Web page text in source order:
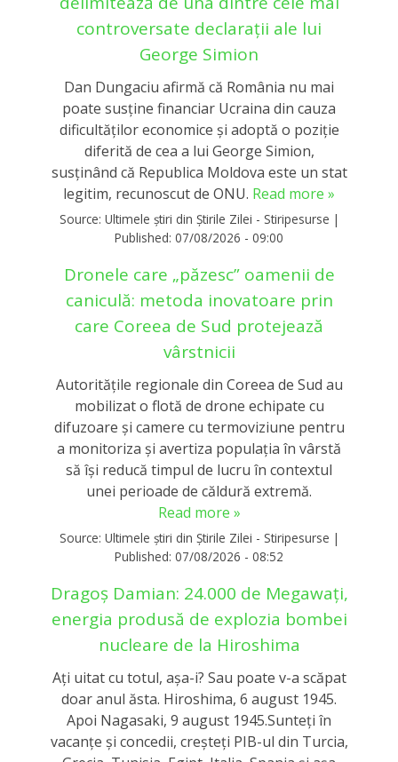
controversate declarații ale lui
George Simion
Dan Dungaciu afirmă că România nu mai
poate susține financiar Ucraina din cauza
dificultăților economice și adoptă o poziție
diferită de cea a lui George Simion,
susținând că Republica Moldova este un stat
legitim, recunoscut de ONU. Read more »
Source: Ultimele știri din Știrile Zilei - Stiripesurse |
Published: 07/08/2026 - 09:00
Dronele care „păzesc” oamenii de
caniculă: metoda inovatoare prin
care Coreea de Sud protejează
vârstnicii
Autoritățile regionale din Coreea de Sud au
mobilizat o flotă de drone echipate cu
difuzoare și camere cu termoviziune pentru
a monitoriza și avertiza populația în vârstă
să își reducă timpul de lucru în contextul
unei perioade de căldură extremă.
Read more »
Source: Ultimele știri din Știrile Zilei - Stiripesurse |
Published: 07/08/2026 - 08:52
Dragoș Damian: 24.000 de Megawați,
energia produsă de explozia bombei
nucleare de la Hiroshima
Ați uitat cu totul, așa-i? Sau poate v-a scăpat
doar anul ăsta. Hiroshima, 6 august 1945.
Apoi Nagasaki, 9 august 1945.Sunteți în
vacanțe și concedii, creșteți PIB-ul din Turcia,